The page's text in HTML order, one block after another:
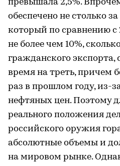
превышала 2,5%.
обеспечено не столько
который по сравнению с
не более чем 10%,
гражданского экспорта,
время на треть, причем
раз в прошлом году, из-
нефтяных цен. Поэтому
реального положения
российского оружия
абсолютные объемы и
на мировом рынке.